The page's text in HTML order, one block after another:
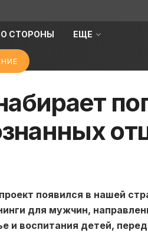
СТОРОНЫ ЕЩЕ
появился в нашей
для мужчин,
и воспитания детей,